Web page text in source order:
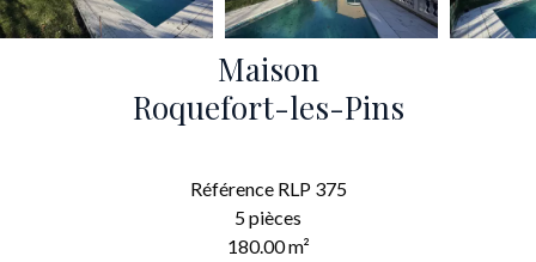
Maison
Roquefort-les-Pins
RéférenceRLP 375
5 pièces
180.00m²